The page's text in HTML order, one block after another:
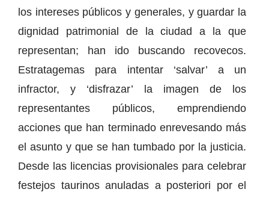
los intereses públicos y generales, y guardar la
dignidad patrimonial de la ciudad a la que
representan; han ido buscando recovecos.
Estratagemas para intentar ‘salvar’ a un
infractor, y ‘disfrazar’ la imagen de los
representantes públicos, emprendiendo
acciones que han terminado enrevesando más
el asunto y que se han tumbado por la justicia.
Desde las licencias provisionales para celebrar
festejos taurinos anuladas a posteriori por el